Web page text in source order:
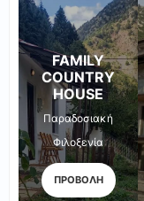
FAMILY
COUNTRY
HOUSE
Παραδοσιακή
Φιλοξενία
ΠΡΟΒΟΛΗ